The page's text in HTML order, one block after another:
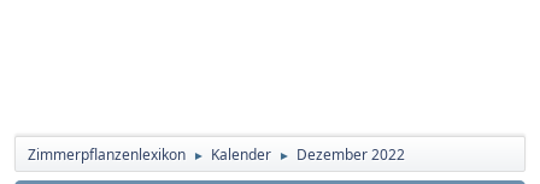
Zimmerpflanzenlexikon ► Kalender ► Dezember 2022